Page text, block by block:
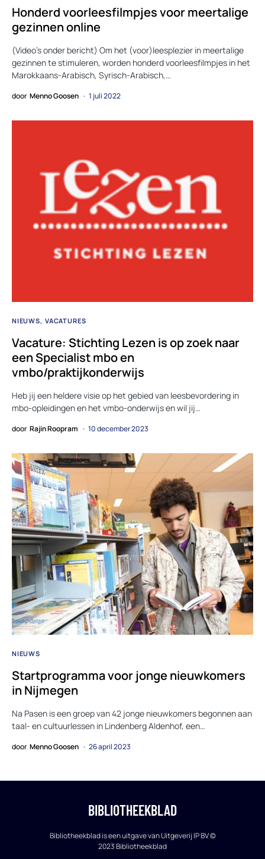
Honderd voorleesfilmpjes voor meertalige
gezinnen online
(Video’s onder bericht) Om het (voor)leesplezier in meertalige
gezinnen te stimuleren, worden honderd voorleesfilmpjes in het
Marokkaans-Arabisch, Syrisch-Arabisch,…
door Menno Goosen 1 juli 2022
NIEUWS VACATURES
Vacature: Stichting Lezen is op zoek naar
een Specialist mbo en
vmbo/praktijkonderwijs
Heb jij een heldere visie op het gebied van leesbevordering in
mbo-opleidingen en het vmbo-onderwijs en wil jij…
door Rajin Roopram 10 december 2023
NIEUWS
Startprogramma voor jonge nieuwkomers
in Nijmegen
Na Pasen is een groep van 42 jonge nieuwkomers begonnen aan
taal- en cultuurlessen in Lindenberg Aldenhof, een…
door Menno Goosen 26 april 2023
BIBLIOTHEEKBLAD
Bibliotheekblad is een uitgave van Uitgeverij IP BV ©
2023 Bibliotheekblad